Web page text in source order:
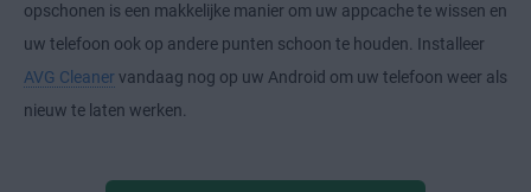
opschonen is een makkelijke manier om uw appcache te wissen en
uw telefoon ook op andere punten schoon te houden. Installeer
AVG Cleaner vandaag nog op uw Android om uw telefoon weer als
nieuw te laten werken.